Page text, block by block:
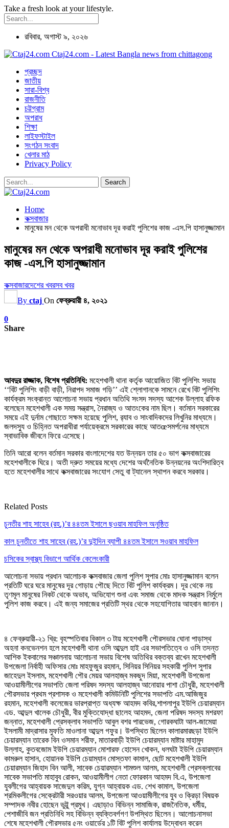
Take a fresh look at your lifestyle.
রবিবার, অগাস্ট ৯, ২০২৬
Ctaj24.com - Latest Bangla news from chittagong
প্রচ্ছদ
জাতীয়
সারা-বিশ্ব
রাজনীতি
চট্টগ্রাম
অপরাধ
শিক্ষা
লাইফস্টাইল
সংগঠন সংবাদ
খেলার মাঠ
Privacy Policy
Home
কক্সবাজার
মানুষের মন থেকে অপরাধী মনোভাব দূর করাই পুলিশের কাজ -এস.পি হাসানুজ্জামান
মানুষের মন থেকে অপরাধী মনোভাব দূর করাই পুলিশের
কাজ -এস.পি হাসানুজ্জামান
কক্সবাজারদেশের খবরসব খবর
By ctaj On ফেব্রুয়ারী ৪, ২০২১
0
Share
আবদুর রাজ্জাক, বিশেষ প্রতিনিধি: মহেশখালী থানা কর্তৃক আয়োজিত বিট পুলিশিং সভায়
‘‘বিট পুলিশিং বাড়ী বাড়ী, নিরাপদ সমাজ গড়ি’’ এই শ্লোগানকে সামনে রেখে বিট পুলিশিং
কার্যক্রম সংক্রান্ত আলোচনা সভায় প্রধান অতিথি সংসদ সদস্য আশেক উল্লাহ রফিক
বলেছেন মহেশখালী এক সময় সন্ত্রাস, নৈরাজ্য ও আতংকের নাম ছিল। বর্তমান সরকারের
সময়ে এই দুর্নাম গোছাতে সক্ষম হয়েছে পুলিশ, র‌্যাব ও সাংবাদিকদের লিখুনির মাধ্যমে।
জলদস্যু ও চিহ্নিত অপরাধীরা পর্যায়েক্রমে সরকারের কাছে আতœসমর্পনের মাধ্যমে
স্বাভাবিক জীবনে ফিরে এসেছে।
তিনি আরো বলেন বর্তমান সরকার বাংলাদেশের যত উন্নয়ন তার ৫০ ভাগ কক্সবাজারের
মহেশখালীকে ঘিরে। অতী দ্রুত সময়ের মধ্যে দেশের অর্থনৈতিক উন্নয়নের অংশিদারিত্ব
হতে মহেশখালীর সাথে কক্সবাজারের সংযোগ সেতু বা ট্যানেল স্থাপন করবে সরকার।
Related Posts
চুনতীর শাহ সাহেব (রহ.)’র ৪৪তম ইসালে ছওয়াব মাহফিল অনুষ্ঠিত
কাল চুনতীতে শাহ সাহেব (রহ.)’র দুইদিন ব্যাপী ৪৪তম ইসালে সওয়াব মাহফিল
চসিকের স্বাস্থ্য বিভাগে আর্থিক কেলেংকারী
আলোচনা সভায় প্রধান আলোচক কক্সবাজার জেলা পুলিশ সুপার মোঃ হাসানুজ্জামান বলেন
প্রতিটি ঘরে ঘরে মানুষের দূর গোড়ায় পৌছে দিতে বিট পুলিশ কার্যক্রম। দূর থেকে নয়
তৃণমূল মানুষের নিকট থেকে অভাব, অভিযোগ শুনা এবং সমাজ থেকে মাদক সন্ত্রাস নির্মুলে
পুলিশ কাজ করবে। এই জন্য সমাজের প্রতিটি স্থর থেকে সহযোগিতার আহবান জানান।
৪ ফেব্রুয়ারী-২১ খ্রি: বৃহস্পতিবার বিকাল ৩ টায় মহেশখালী পৌরসভার ঘোনা পাড়াস্থ
অহনা কনভেনশন হলে মহেশখালী থানা ওসি আব্দুল হাই এর সভাপতিত্বে ও ওসি তদন্ত
আশিক ইকবালের সঞ্চালনায় আলোচনা সভায় বিশেষ অতিথির বক্তব্য রাখেন মহেশখালী
উপজেলা নির্বাহী অফিসার মোঃ মাহফুজুর রহমান, সিনিয়র সিনিয়র সহকারী পুলিশ সুপার
জাহেদুল ইসলাম, মহেশখালী পৌর মেয়র আলহাজ্ব মকছুদ মিয়া, মহেশখালী উপজেলা
আওয়ামীলীগের সভাপতি জেলা পরিষদ সদস্য আলহাজ্ব আনোয়ার পাশা চৌধুরী, মহেশখালী
পৌরসভার প্রথম প্রশাসক ও মহেশখালী কমিউনিটি পুলিশের সভাপতি এম.আজিজুর
রহমান, মহেশখালী কলেজের ভারপ্রাপ্ত অধ্যক্ষ আহমদ কবির,শাপলাপুর ইউপি চেয়ারম্যান
এড. আব্দুল খালেক চৌধুরী, বীর মুক্তিযোদ্ধা ছালেহ আহমদ, জেলা পরিষদ সদস্য মশরফা
জন্নাত, মহেশখালী প্রেসক্লাব সভাপতি আবুল বশর পারভেজ, গোরকঘাটা আল-জামেয়া
ইসলামী মাদ্রাসার মুফতি মাওলানা আব্দুল গফুর। উপস্থিত ছিলেন কালারমারছড়া ইউপি
চেয়ারম্যান তারেক বিন ওসমান শরীফ, মাতারবাড়ী ইউপি চেয়ারম্যান মাষ্টার মাহামুদ
উল্লাহ, কুতবজোম ইউপি চেয়ারম্যান মোশারফ হোসেন খোকন, ধলঘটা ইউপি চেয়ারম্যান
কামরুল হাসান, হোয়ানক ইউপি চেয়াম্যান মোস্তফা কামাল, ছোট মহেশখালী ইউপি
চেয়ারম্যান জিহাদ বিন আলী, সাবেক চেয়ারম্যান শামশুল আলম, মহেশখালী প্রেসক্লাবের
সাবেক সভাপতি মাহাবুব রোকন, আওয়ামীলীগ নেতা ফোরকান আহমদ বি.এ, উপজেলা
যুবলীগের আহ্বায়ক সাজেদুল করিম, যুগ্ন আহ্বায়ক এড. শেখ কামাল, উপজেলা
শ্রমিকলীগের সেক্রেটারী সরওয়ার আলম, উপজেলা আওয়ামীলীগের যুব ও ক্রিড়া বিষয়ক
সম্পাদক নবীর হোছেন ভুট্টু প্রমুখ। এছাড়াও বিভিন্ন সামাজিক, রাজনৈতিক, ধর্মীয়,
পেশাজীবি জন প্রতিনিধি সহ বিভিন্ন ব্যক্তিবর্গগণ উপস্থিত ছিলেন। আলোচনাসভা
শেষে মহেশখালী পৌরসভার ৫নং ওয়ার্ডের ১টি বিট পুলিশ কার্যালয় উদ্বোধন করেন